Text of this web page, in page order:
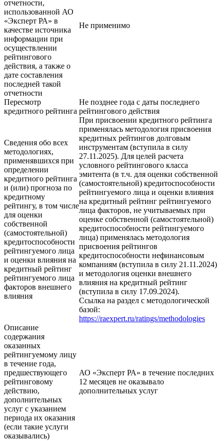
отчетности,
использованной АО
«Эксперт РА» в
качестве источника
информации при
осуществлении
рейтингового
действия, а также о
дате составления
последней такой
отчетности
Не применимо
Пересмотр
кредитного рейтинга
Не позднее года с даты последнего
рейтингового действия
Сведения обо всех
методологиях,
применявшихся при
определении
кредитного рейтинга
и (или) прогноза по
кредитному
рейтингу, в том числе
для оценки
собственной
(самостоятельной)
кредитоспособности
рейтингуемого лица
и оценки влияния на
кредитный рейтинг
рейтингуемого лица
факторов внешнего
влияния
При присвоении кредитного рейтинга
применялась методология присвоения
кредитных рейтингов долговым
инструментам (вступила в силу
27.11.2025). Для целей расчета
условного рейтингового класса
эмитента (в т.ч. для оценки собственной
(самостоятельной) кредитоспособности
рейтингуемого лица и оценки влияния
на кредитный рейтинг рейтингуемого
лица факторов, не учитываемых при
оценке собственной (самостоятельной)
кредитоспособности рейтингуемого
лица) применялась методология
присвоения рейтингов
кредитоспособности нефинансовым
компаниям (вступила в силу 21.11.2024)
и методология оценки внешнего
влияния на кредитный рейтинг
(вступила в силу 17.09.2024).
Ссылка на раздел с методологической
базой:
https://raexpert.ru/ratings/methodologies
Описание
содержания
оказанных
рейтингуемому лицу
в течение года,
предшествующего
рейтинговому
действию,
дополнительных
услуг с указанием
периода их оказания
(если такие услуги
оказывались)
АО «Эксперт РА» в течение последних
12 месяцев не оказывало
дополнительных услуг